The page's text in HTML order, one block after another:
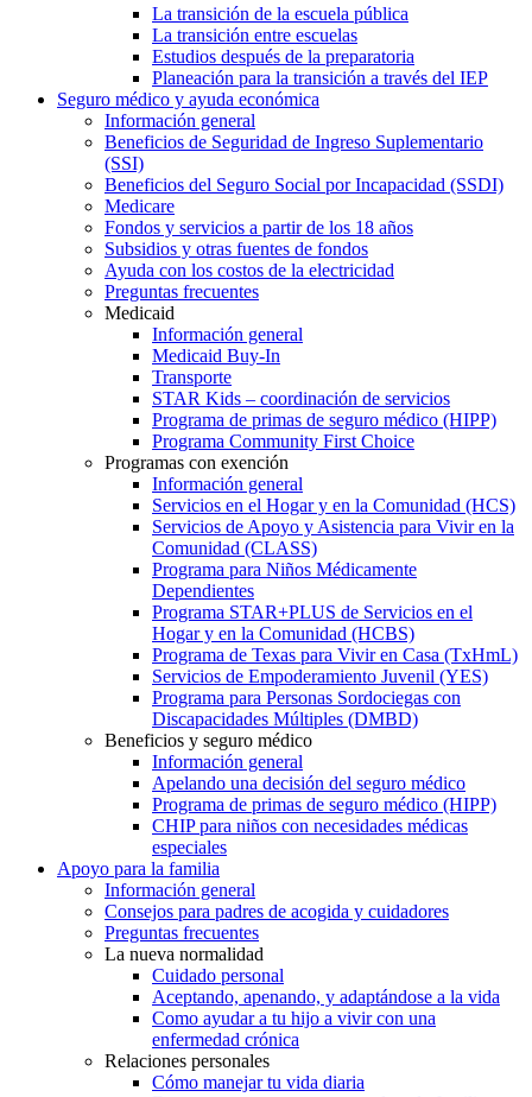
La transición de la escuela pública
La transición entre escuelas
Estudios después de la preparatoria
Planeación para la transición a través del IEP
Seguro médico y ayuda económica
Información general
Beneficios de Seguridad de Ingreso Suplementario
(SSI)
Beneficios del Seguro Social por Incapacidad (SSDI)
Medicare
Fondos y servicios a partir de los 18 años
Subsidios y otras fuentes de fondos
Ayuda con los costos de la electricidad
Preguntas frecuentes
Medicaid
Información general
Medicaid Buy-In
Transporte
STAR Kids – coordinación de servicios
Programa de primas de seguro médico (HIPP)
Programa Community First Choice
Programas con exención
Información general
Servicios en el Hogar y en la Comunidad (HCS)
Servicios de Apoyo y Asistencia para Vivir en la
Comunidad (CLASS)
Programa para Niños Médicamente
Dependientes
Programa STAR+PLUS de Servicios en el
Hogar y en la Comunidad (HCBS)
Programa de Texas para Vivir en Casa (TxHmL)
Servicios de Empoderamiento Juvenil (YES)
Programa para Personas Sordociegas con
Discapacidades Múltiples (DMBD)
Beneficios y seguro médico
Información general
Apelando una decisión del seguro médico
Programa de primas de seguro médico (HIPP)
CHIP para niños con necesidades médicas
especiales
Apoyo para la familia
Información general
Consejos para padres de acogida y cuidadores
Preguntas frecuentes
La nueva normalidad
Cuidado personal
Aceptando, apenando, y adaptándose a la vida
Como ayudar a tu hijo a vivir con una
enfermedad crónica
Relaciones personales
Cómo manejar tu vida diaria